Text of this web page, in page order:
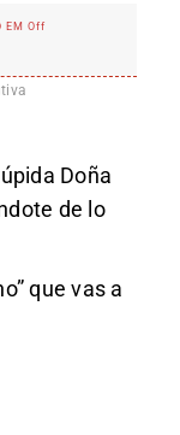
EM Off
Doña
de lo
que vas a